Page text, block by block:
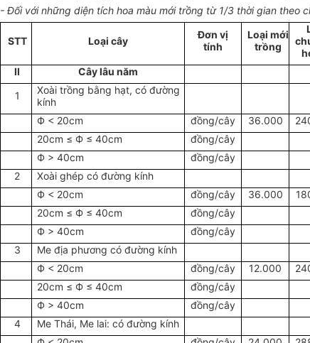
- Đối với những diện tích hoa màu mới trồng từ 1/3 thời gian theo
STT Loại cây
Đơn vị
tính
Loại mới
trồng
II
Cây lâu năm
1
Xoài trồng bằng hạt, có đường
kính
Ф < 20cm
đồng/cây 36.000
20cm ≤ Ф ≤ 40cm
đồng/cây
Ф > 40cm
đồng/cây
2
Xoài ghép có đường kính
Ф < 20cm
đồng/cây 36.000
20cm ≤ Ф ≤ 40cm
đồng/cây
Ф > 40cm
đồng/cây
3
Me địa phương có đường kính
Ф < 20cm
đồng/cây 12.000
20cm ≤ Ф ≤ 40cm
đồng/cây
Ф > 40cm
đồng/cây
4
Me Thái, Me lai: có đường kính